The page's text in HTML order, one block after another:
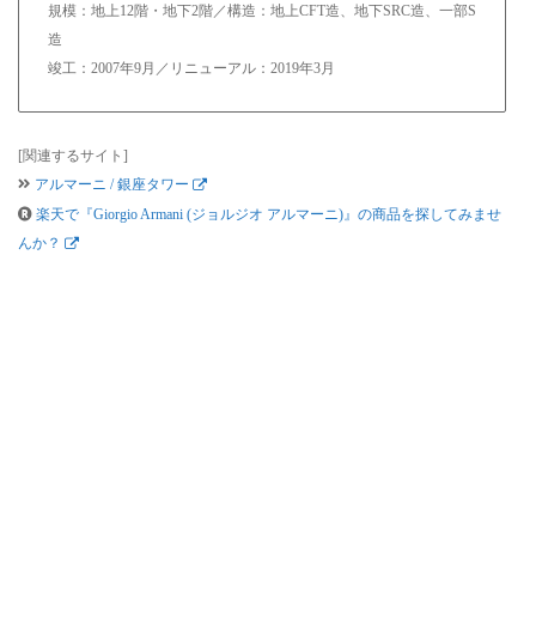
規模：地上12階・地下2階／構造：地上CFT造、地下SRC造、一部S
造
竣工：2007年9月／リニューアル：2019年3月
[関連するサイト]
アルマーニ / 銀座タワー
楽天で『Giorgio Armani (ジョルジオ アルマーニ)』の商品を探してみませ
んか？